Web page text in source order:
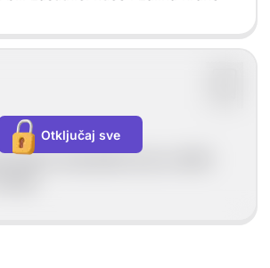
duhovi pokojnika koji su štitili
Otključaj sve